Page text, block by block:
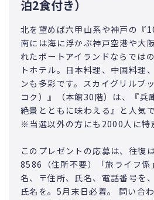
泊2食付き）
北を望めば六甲山系や神戸の『
南には海に浮かぶ神戸空港や大阪
れたポートアイランドならでは
トホテル。日本料理、中国料理
ンも多彩です。スカイグリルブ
コク）』（本館30階）は、『兵
絶景とともに味わえる』と人気で
※当選以外の方にも2000人に特
このプレゼントの応募は、往復
8586（住所不要）「旅ライフ係
名、〒住所、氏名、電話番号を
氏名を。5月末日必着。 問い合